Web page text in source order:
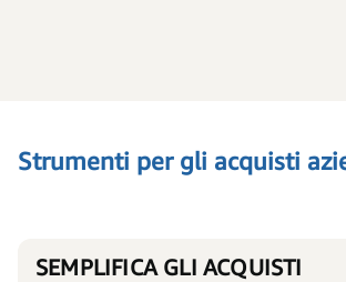
Strumenti per gli acquisti
SEMPLIFICA GLI ACQUISTI